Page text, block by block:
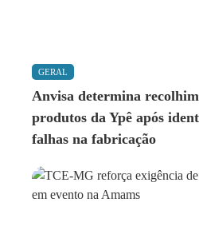
GERAL
Anvisa determina
produtos da Ypê após
falhas na fabricação